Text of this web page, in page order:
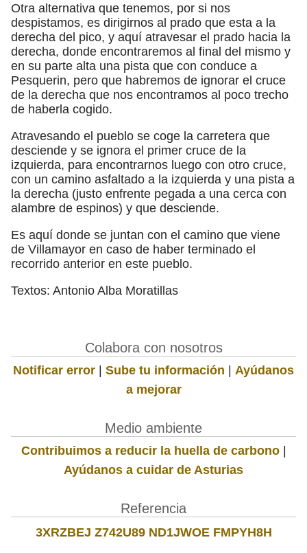
Otra alternativa que tenemos, por si nos
despistamos, es dirigirnos al prado que esta a la
derecha del pico, y aquí atravesar el prado hacia la
derecha, donde encontraremos al final del mismo y
en su parte alta una pista que con conduce a
Pesquerin, pero que habremos de ignorar el cruce
de la derecha que nos encontramos al poco trecho
de haberla cogido.
Atravesando el pueblo se coge la carretera que
desciende y se ignora el primer cruce de la
izquierda, para encontrarnos luego con otro cruce,
con un camino asfaltado a la izquierda y una pista a
la derecha (justo enfrente pegada a una cerca con
alambre de espinos) y que desciende.
Es aquí donde se juntan con el camino que viene
de Villamayor en caso de haber terminado el
recorrido anterior en este pueblo.
Textos: Antonio Alba Moratillas
Colabora con nosotros
Notificar error | Sube tu información | Ayúdanos
a mejorar
Medio ambiente
Contribuimos a reducir la huella de carbono|
Ayúdanos a cuidar de Asturias
Referencia
3XRZBEJ Z742U89 ND1JWOE FMPYH8H